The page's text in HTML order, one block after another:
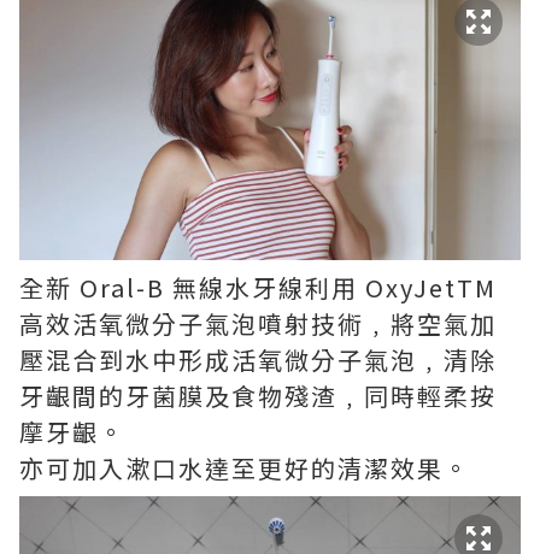
全新 Oral-B 無線水牙線利用 OxyJetTM
高效活氧微分子氣泡噴射技術﹐將空氣加
壓混合到水中形成活氧微分子氣泡﹐清除
牙齦間的牙菌膜及食物殘渣﹐同時輕柔按
摩牙齦。
亦可加入漱口水達至更好的清潔效果。